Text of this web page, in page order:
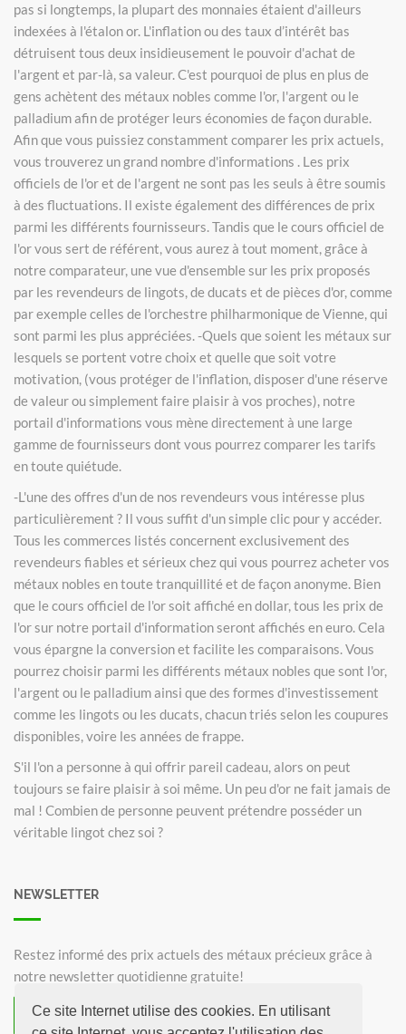
Ce site Internet utilise des cookies. En utilisant
pas si longtemps, la plupart des monnaies étaient d'ailleurs
indexées à l'étalon or. L'inflation ou des taux d’intérêt bas
détruisent tous deux insidieusement le pouvoir d'achat de
l'argent et par-là, sa valeur. C'est pourquoi de plus en plus de
gens achètent des métaux nobles comme l'or, l'argent ou le
palladium afin de protéger leurs économies de façon durable.
Afin que vous puissiez constamment comparer les prix actuels,
vous trouverez un grand nombre d'informations . Les prix
officiels de l'or et de l'argent ne sont pas les seuls à être soumis
à des fluctuations. Il existe également des différences de prix
parmi les différents fournisseurs. Tandis que le cours officiel de
l'or vous sert de référent, vous aurez à tout moment, grâce à
notre comparateur, une vue d'ensemble sur les prix proposés
par les revendeurs de lingots, de ducats et de pièces d'or, comme
par exemple celles de l'orchestre philharmonique de Vienne, qui
sont parmi les plus appréciées. -Quels que soient les métaux sur
lesquels se portent votre choix et quelle que soit votre
motivation, (vous protéger de l'inflation, disposer d'une réserve
de valeur ou simplement faire plaisir à vos proches), notre
portail d'informations vous mène directement à une large
gamme de fournisseurs dont vous pourrez comparer les tarifs
en toute quiétude.
-L'une des offres d'un de nos revendeurs vous intéresse plus
particulièrement ? Il vous suffit d'un simple clic pour y accéder.
Tous les commerces listés concernent exclusivement des
revendeurs fiables et sérieux chez qui vous pourrez acheter vos
métaux nobles en toute tranquillité et de façon anonyme. Bien
que le cours officiel de l'or soit affiché en dollar, tous les prix de
l'or sur notre portail d'information seront affichés en euro. Cela
vous épargne la conversion et facilite les comparaisons. Vous
pourrez choisir parmi les différents métaux nobles que sont l'or,
l'argent ou le palladium ainsi que des formes d'investissement
comme les lingots ou les ducats, chacun triés selon les coupures
disponibles, voire les années de frappe.
S'il l'on a personne à qui offrir pareil cadeau, alors on peut
toujours se faire plaisir à soi même. Un peu d'or ne fait jamais de
mal ! Combien de personne peuvent prétendre posséder un
véritable lingot chez soi ?
NEWSLETTER
Restez informé des prix actuels des métaux précieux grâce à
notre newsletter quotidienne gratuite!
S'inscrire à la Newsletter